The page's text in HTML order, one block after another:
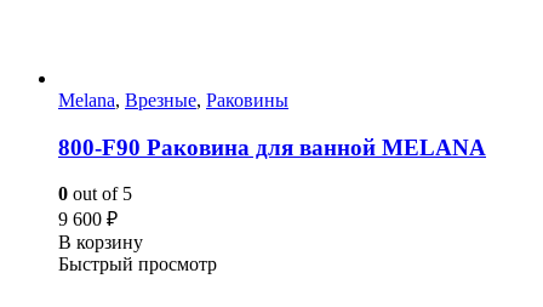
Melana, Врезные, Раковины
800-F90 Раковина для ванной MELANA
0 out of 5
9 600 ₽
В корзину
Быстрый просмотр